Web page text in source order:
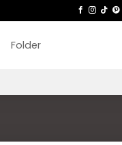
Folder